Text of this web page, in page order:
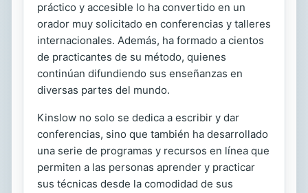
práctico y accesible lo ha convertido en un
orador muy solicitado en conferencias y talleres
internacionales. Además, ha formado a cientos
de practicantes de su método, quienes
continúan difundiendo sus enseñanzas en
diversas partes del mundo.
Kinslow no solo se dedica a escribir y dar
conferencias, sino que también ha desarrollado
una serie de programas y recursos en línea que
permiten a las personas aprender y practicar
sus técnicas desde la comodidad de sus